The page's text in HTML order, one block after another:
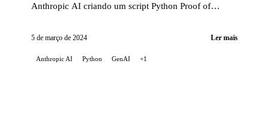
Anthropic AI criando um script Python Proof of
5 de março de 2024 Ler mais
Anthropic AI Python GenAI +1